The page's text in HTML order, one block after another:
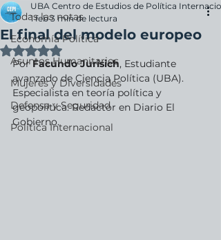
Todas las notas
Economía Política
Asuntos Humanitarios
Mujeres y Diversidades
Defensa y Seguridad
Política Internacional
El final del modelo europeo
UBA Centro de Estudios de Política
1 feb 3 min de lectura
Obtuvo NaN de 5 estrellas.
Por Facundo Jurisich, Estudiante
avanzado de Ciencia Política (UBA).
Especialista en teoría política y
geopolítica. Redactor en Diario El
Gobierno.